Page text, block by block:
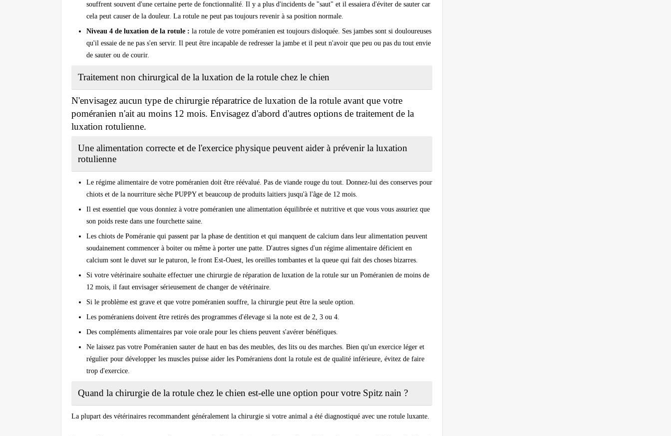
souffrent souvent d'une certaine perte de fonctionnalité. Il y a plus d'incidents de "saut" et il essaiera d'éviter de sauter car
cela peut causer de la douleur. La rotule ne peut pas toujours revenir à sa position normale.
Niveau 4 de luxation de la rotule : la rotule de votre poméranien est toujours disloquée. Ses jambes sont si douloureuses
qu'il essaie de ne pas s'en servir. Il peut être incapable de redresser la jambe et il peut n'avoir que peu ou pas du tout envie
de sauter ou de courir.
Traitement non chirurgical de la luxation de la rotule chez le chien
N'envisagez aucun type de chirurgie réparatrice de luxation de la rotule avant que votre
poméranien n'ait au moins 12 mois. Envisagez d'abord d'autres options de traitement de la
luxation rotulienne.
Une alimentation correcte et de l'exercice physique peuvent aider à prévenir la luxation
rotulienne
Le régime alimentaire de votre poméranien doit être réévalué. Pas de viande rouge du tout. Donnez-lui des conserves pour
chiots et de la nourriture sèche PUPPY et beaucoup de produits laitiers jusqu'à l'âge de 12 mois.
Il est essentiel que vous donniez à votre poméranien une alimentation équilibrée et nutritive et que vous vous assuriez que
son poids reste dans une fourchette saine.
Les chiots de Poméranie qui passent par la phase de dentition et qui manquent de calcium dans leur alimentation peuvent
soudainement commencer à boiter ou même à porter une patte. D'autres signes d'un régime alimentaire déficient en
calcium sont le duvet sur le paturon, le front Est-Ouest, les oreilles tombantes et la queue qui fait des choses bizarres.
Si votre vétérinaire souhaite effectuer une chirurgie de réparation de luxation de la rotule sur un Poméranien de moins de
12 mois, il faut envisager sérieusement de changer de vétérinaire.
Si le problème est grave et que votre poméranien souffre, la chirurgie peut être la seule option.
Les poméraniens doivent être retirés des programmes d'élevage si la note est de 2, 3 ou 4.
Des compléments alimentaires par voie orale pour les chiens peuvent s'avérer bénéfiques.
Ne laissez pas votre Poméranien sauter de haut en bas des meubles, des lits ou des marches. Bien qu'un exercice léger et
régulier pour développer les muscles puisse aider les Poméraniens dont la rotule est de qualité inférieure, évitez de faire
trop d'exercice.
Quand la chirurgie de la rotule chez le chien est-elle une option pour votre Spitz nain ?
La plupart des vétérinaires recommandent généralement la chirurgie si votre animal a été diagnostiqué avec une rotule luxante.